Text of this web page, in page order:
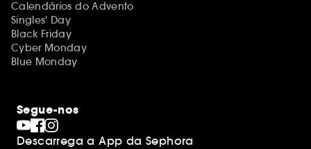
Calendários do Advento
Singles' Day
Black Friday
Cyber Monday
Blue Monday
Segue-nos
Descarrega a App da Sephora